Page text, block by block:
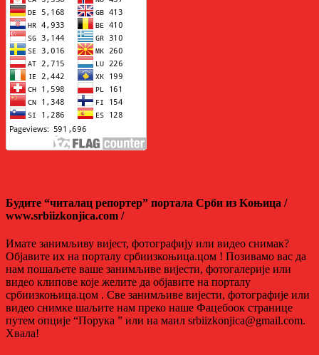
Будите “читалац репортер” портала Срби из Kоњица /
www.srbiizkonjica.com /
Имате занимљиву вијест, фотографију или видео снимак?
Објавите их на порталу србиизкоњица.цом ! Позивамо вас да
нам пошаљете ваше занимљиве вијести, фотогалерије или
видео клипове које желите да објавите на порталу
србиизкоњица.цом . Све занимљиве вијести, фотографије или
видео снимке шаљите нам преко наше Фацебоок странице
путем опције “Порука ” или на маил srbiizkonjica@gmail.com.
Хвала!